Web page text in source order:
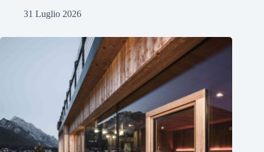
31 Luglio 2026